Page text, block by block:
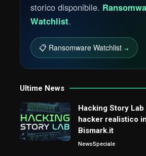
storico disponibile.
Watchlist.
📋 Ransomware Watchlist →
Ultime News
Hacking Story
hacker realistico
Bismark.it
NewsSpeciale